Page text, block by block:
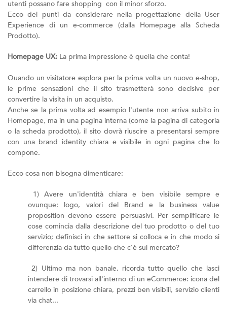
utenti possano fare shopping con il minor sforzo.
Ecco dei punti da considerare nella progettazione della User
Experience di un e-commerce (dalla Homepage alla Scheda
Prodotto).
Homepage UX: La prima impressione è quella che conta!
Quando un visitatore esplora per la prima volta un nuovo e-shop,
le prime sensazioni che il sito trasmetterà sono decisive per
convertire la visita in un acquisto.
Anche se la prima volta ad esempio l'utente non arriva subito in
Homepage, ma in una pagina interna (come la pagina di categoria
o la scheda prodotto), il sito dovrà riuscire a presentarsi sempre
con una brand identity chiara e visibile in ogni pagina che lo
compone.
Ecco cosa non bisogna dimenticare:
1) Avere un'identità chiara e ben visibile sempre e
ovunque: logo, valori del Brand e la business value
proposition devono essere persuasivi. Per semplificare le
cose comincia dalla descrizione del tuo prodotto o del tuo
servizio; definisci in che settore si colloca e in che modo si
differenzia da tutto quello che c’è sul mercato?
2) Ultimo ma non banale, ricorda tutto quello che lasci
intendere di trovarsi all'interno di un eCommerce: icona del
carrello in posizione chiara, prezzi ben visibili, servizio clienti
via chat...